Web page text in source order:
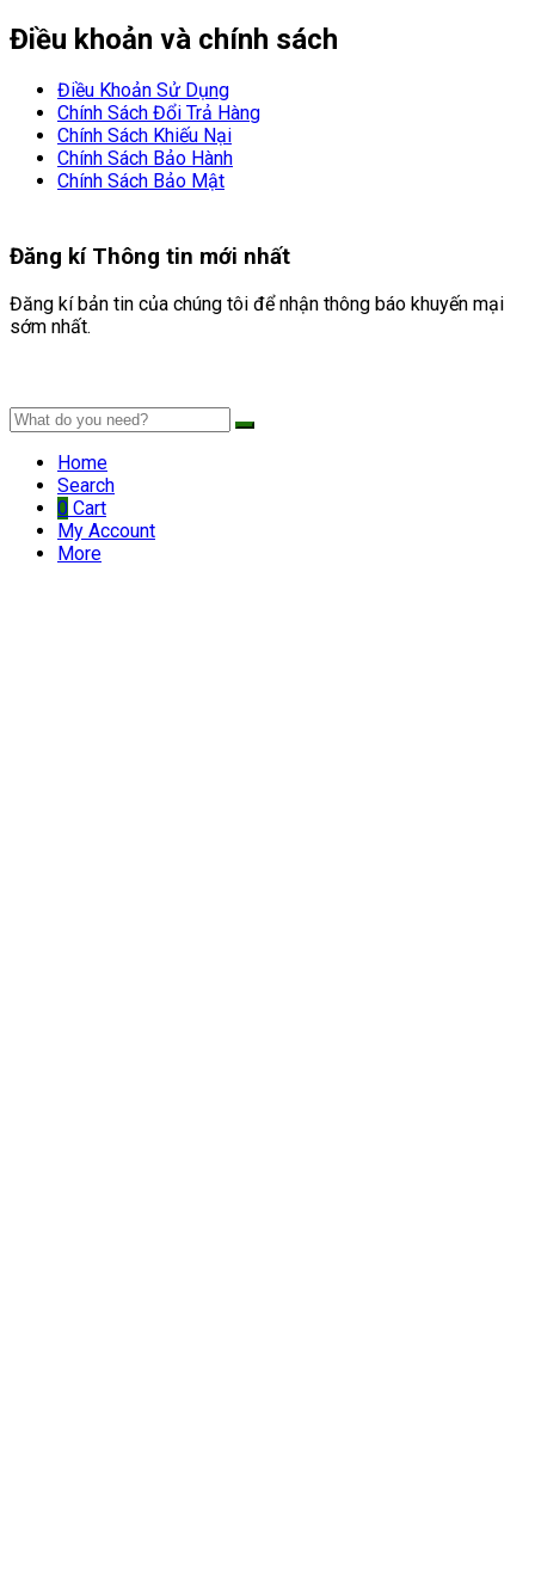
Điều khoản và chính sách
Điều Khoản Sử Dụng
Chính Sách Đổi Trả Hàng
Chính Sách Khiếu Nại
Chính Sách Bảo Hành
Chính Sách Bảo Mật
Đăng kíThông tin mới nhất
Đăng kí bản tin của chúng tôi để nhận thông báo khuyến mại
sớm nhất.
Home
Search
0 Cart
My Account
More